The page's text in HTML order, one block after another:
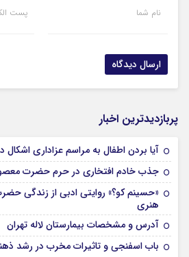
نام شما پست
پربازدیدترین اخبار
آیا بردن اطفال به مراسم عزادارى اشکال
جذب خادم افتخاری در حرم حضرت
«حسینم کو؟» روایتی ادبی از زندگی
هنری
آدرس و مشخصات بیمارستان لاله تهران
باب اسفنجی و تاثیرات مخرب در رشد